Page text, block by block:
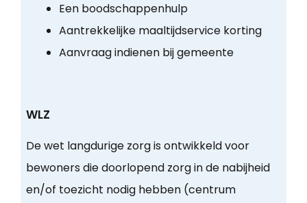
Een boodschappenhulp
Aantrekkelijke maaltijdservice korting
Aanvraag indienen bij gemeente
WLZ
De wet langdurige zorg is ontwikkeld voor
bewoners die doorlopend zorg in de nabijheid
en/of toezicht nodig hebben (centrum